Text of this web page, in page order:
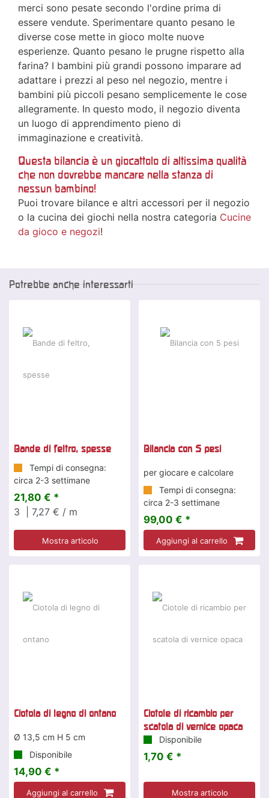
merci sono pesate secondo l'ordine prima di
essere vendute. Sperimentare quanto pesano le
diverse cose mette in gioco molte nuove
esperienze. Quanto pesano le prugne rispetto alla
farina? I bambini più grandi possono imparare ad
adattare i prezzi al peso nel negozio, mentre i
bambini più piccoli pesano semplicemente le cose
allegramente. In questo modo, il negozio diventa
un luogo di apprendimento pieno di
immaginazione e creatività.
Questa bilancia è un giocattolo di altissima qualità
che non dovrebbe mancare nella stanza di
nessun bambino!
Puoi trovare bilance e altri accessori per il negozio
o la cucina dei giochi nella nostra categoria Cucine
da gioco e negozi!
Potrebbe anche interessarti
Bande di feltro, spesse
Tempi di consegna:
circa 2-3 settimane
21,80 € *
3
| 7,27 € / m
Mostra articolo
Bilancia con 5 pesi
per giocare e calcolare
Tempi di consegna:
circa 2-3 settimane
99,00 € *
Aggiungi al carrello
Ciotola di legno di ontano
Ø 13,5 cm H 5 cm
Disponibile
14,90 € *
Aggiungi al carrello
Ciotole di ricambio per
scatola di vernice opaca
Disponibile
1,70 € *
Mostra articolo